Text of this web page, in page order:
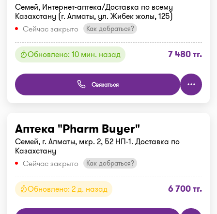
Семей, Интернет-аптека/Доставка по всему
Казахстану (г. Алматы, ул. Жибек жолы, 125)
Сейчас закрыто
Как добраться?
Обновлено: 10 мин. назад 7 480 тг.
Связаться
Аптека "Pharm Buyer"
Семей, г. Алматы, мкр. 2, 52 НП-1. Доставка по
Казахстану
Сейчас закрыто
Как добраться?
Обновлено: 2 д. назад 6 700 тг.